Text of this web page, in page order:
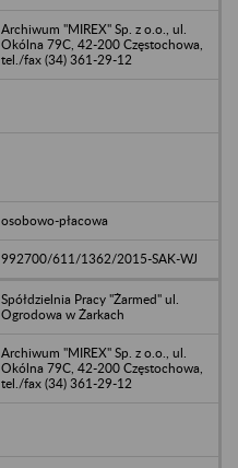
Archiwum "MIREX" Sp. z o.o., ul.
Okólna 79C, 42-200 Częstochowa,
tel./fax (34) 361-29-12
osobowo-płacowa
992700/611/1362/2015-SAK-WJ
Spółdzielnia Pracy "Żarmed" ul.
Ogrodowa w Żarkach
Archiwum "MIREX" Sp. z o.o., ul.
Okólna 79C, 42-200 Częstochowa,
tel./fax (34) 361-29-12